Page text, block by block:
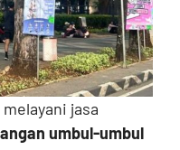
jasa
umbul-umbul